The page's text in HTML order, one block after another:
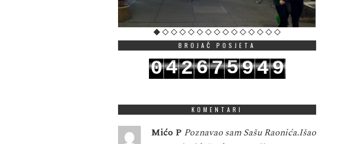
BROJAČ POSJETA
042675949
KOMENTARI
Mićo P Poznavao sam Sašu Raonića.Išao